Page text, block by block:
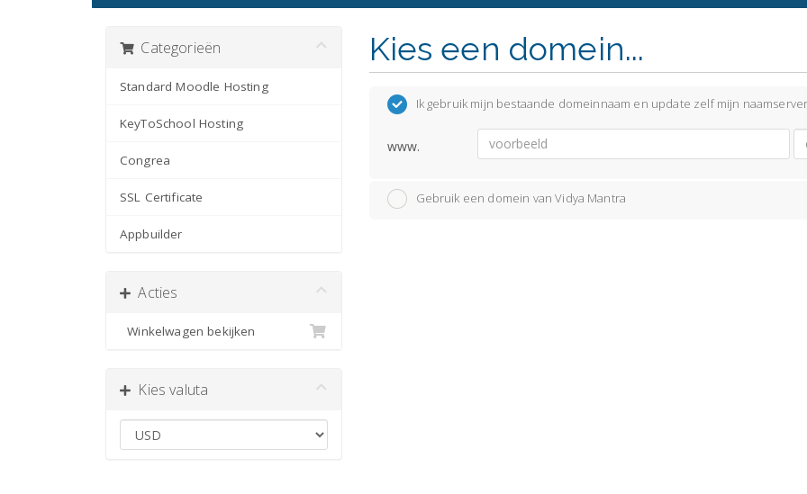
Categorieën
Standard Moodle Hosting
KeyToSchool Hosting
Congrea
SSL Certificate
Appbuilder
Acties
Winkelwagen bekijken
Kies valuta
Kies een domein...
Ik gebruik mijn bestaande domeinnaam en update zelf mijn
www.
Gebruik een domein van Vidya Mantra